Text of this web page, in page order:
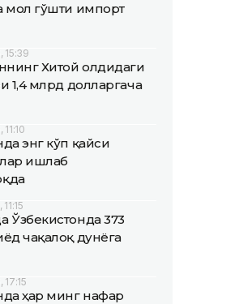
мол гўшти импорт
15:39
Хитой олдидаги
1,4 млрд долларгача
энг кўп қайси
ишлаб
Ўзбекистонда 373
чақалоқ дунёга
ҳар минг нафар